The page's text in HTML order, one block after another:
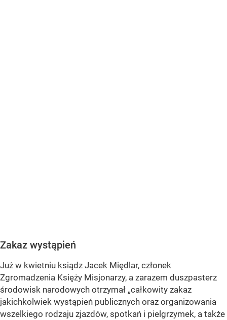
Zakaz wystąpień
Już w kwietniu ksiądz Jacek Międlar, członek
Zgromadzenia Księży Misjonarzy, a zarazem duszpasterz
środowisk narodowych otrzymał „całkowity zakaz
jakichkolwiek wystąpień publicznych oraz organizowania
wszelkiego rodzaju zjazdów, spotkań i pielgrzymek, a także